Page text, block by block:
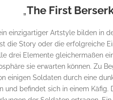
„The First
einzigartiger Artstyle bilden in
die Story oder die erfolgreiche
drei Elemente gleichermaßen
sie erwarten können. Zu
einigen Soldaten durch eine
und befindet sich in einem